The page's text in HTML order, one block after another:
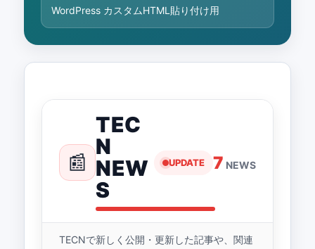
WordPress カスタムHTML貼り付け用
📰
TEC
N
NEW
S
UPDATE 7 NEWS
TECNで新しく公開・更新した記事や、関連